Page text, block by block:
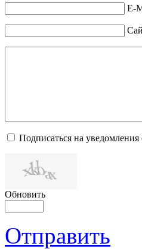
E-
Подписаться на
Обновить
Отправить